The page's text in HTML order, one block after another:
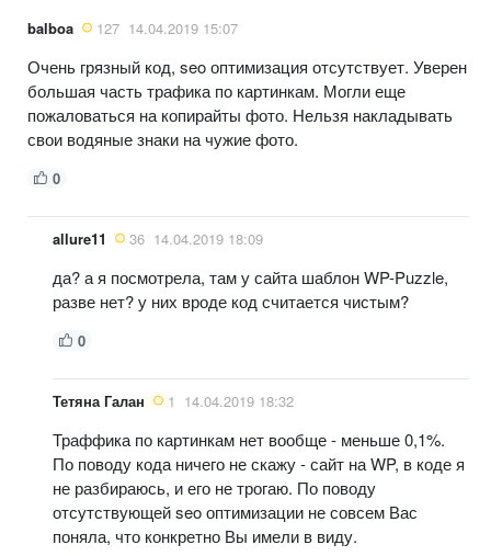
balboa 127 14.04.2019 15:07
Очень грязный код, seo оптимизация отсутствует. Уверен
большая часть трафика по картинкам. Могли еще
пожаловаться на копирайты фото. Нельзя накладывать
свои водяные знаки на чужие фото.
0
allure11 36 14.04.2019 18:09
да? а я посмотрела, там у сайта шаблон WP-Puzzle,
разве нет? у них вроде код считается чистым?
0
Тетяна Галан 1 14.04.2019 18:32
Траффика по картинкам нет вообще - меньше 0,1%.
По поводу кода ничего не скажу - сайт на WP, в коде я
не разбираюсь, и его не трогаю. По поводу
отсутствующей seo оптимизации не совсем Вас
поняла, что конкретно Вы имели в виду.